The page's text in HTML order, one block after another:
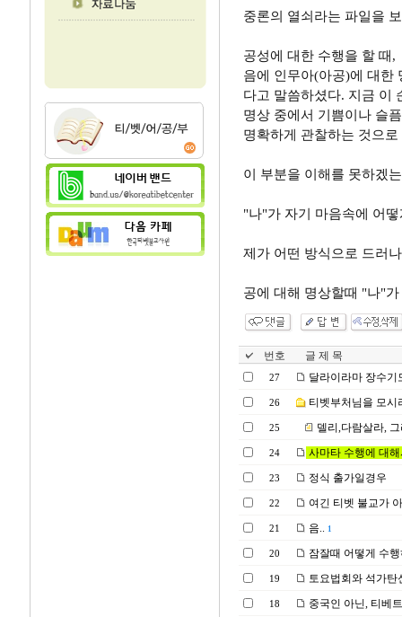
중론의 열쇠라는 파일을
공성에 대한 수행을 할 때,
음에 인무아(아공)에 대한
다고 말씀하셨다. 지금 이
명상 중에서 기쁨이나 슬
명확하게 관찰하는 것으
이 부분을 이해를 못하겠
"나"가 자기 마음속에 어
제가 어떤 방식으로 드러
공에 대해 명상할때 "나"
번호 글 제 목
27 달라이라마 장수기
26 티벳부처님을 모시
25 델리,다람살라,
24 사마타 수행에 대
23 정식 출가일경우
22 여긴 티벳 불교가
21 음.. 1
20 잠잘때 어떻게 수
19 토요법회와 석가탄
18 중국인 아닌, 티베